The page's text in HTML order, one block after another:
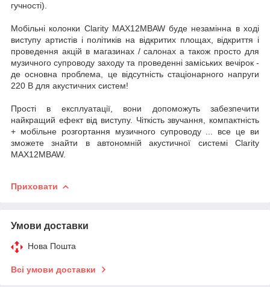
гучності).
Мобільні колонки Clarity MAX12MBAW буде незамінна в ході
виступу артистів і політиків на відкритих площах, відкриття і
проведення акцій в магазинах / салонах а також просто для
музичного супроводу заходу та проведенні заміських вечірок -
де основна проблема, це відсутність стаціонарного напруги
220 В для акустичних систем!
Прості в експлуатації, вони допоможуть забезпечити
найкращий ефект від виступу. Чіткість звучання, компактність
+ мобільне розгортання музичного супроводу ... все це ви
зможете знайти в автономній акустичної системі Clarity
MAX12MBAW.
Приховати
Умови доставки
Нова Пошта
Всі умови доставки